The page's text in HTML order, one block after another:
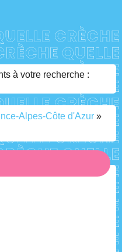
à votre recherche :
Alpes-Côte d'Azur »